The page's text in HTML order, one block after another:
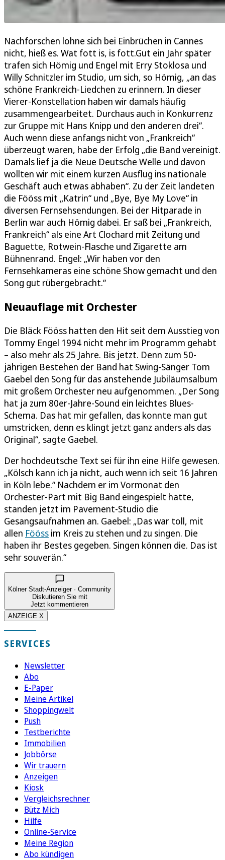
Nachforschen lohne sich bei Einbrüchen in Cannes
nicht, hieß es. Wat fott is, is fott.Gut ein Jahr später
trafen sich Hömig und Engel mit Erry Stoklosa und
Willy Schnitzler im Studio, um sich, so Hömig, „an das
schöne Frankreich-Liedchen zu erinnern. In dieser
Vierer-Konstellation haben wir damals häufig
zusammengearbeitet. Durchaus auch in Konkurrenz
zur Gruppe mit Hans Knipp und den anderen drei“.
Auch wenn diese anfangs nicht von „Frankreich“
überzeugt waren, habe der Erfolg „die Band vereinigt.
Damals lief ja die Neue Deutsche Welle und davon
wollten wir mit einem kurzen Ausflug ins nationale
Geschäft auch etwas abhaben“. Zu der Zeit landeten
die Fööss mit „Katrin“ und „Bye, Bye My Love“ in
diversen Fernsehsendungen. Bei der Hitparade in
Berlin war auch Hömig dabei. Er saß bei „Frankreich,
Frankreich“ als eine Art Clochard mit Zeitung und
Baguette, Rotwein-Flasche und Zigarette am
Bühnenrand. Engel: „Wir haben vor den
Fernsehkameras eine schöne Show gemacht und den
Song gut rübergebracht.“
Neuauflage mit Orchester
Die Bläck Fööss hatten den Hit seit dem Ausstieg von
Tommy Engel 1994 nicht mehr im Programm gehabt
– also mehr als 25 Jahre. Bis jetzt. Denn zum 50-
jährigen Bestehen der Band hat Swing-Sänger Tom
Gaebel den Song für das anstehende Jubiläumsalbum
mit großem Orchester neu aufgenommen. „Der Song
hat ja zum 80er-Jahre-Sound ein leichtes Blues-
Schema. Das hat mir gefallen, das konnte man gut
umstricken, denn es klingt jetzt ganz anders als das
Original“, sagte Gaebel.
Der hochdeutsche Text sei für ihn eine Hilfe gewesen.
„Kölsch kann ich ja nicht, auch wenn ich seit 16 Jahren
in Köln lebe.“ Nachdem er im Vormonat den
Orchester-Part mit Big Band eingespielt hatte,
standen jetzt im Pavement-Studio die
Gesangsaufnahmen an. Gaebel: „Das war toll, mit
allen Fööss im Kreis zu stehen und zu singen. Die
haben ihr Bestes gegeben. Singen können die. Das ist
sehr souverän.“
Kölner Stadt-Anzeiger · Community
Diskutieren Sie mit
Jetzt kommentieren
ANZEIGE X
SERVICES
Newsletter
Abo
E-Paper
Meine Artikel
Shoppingwelt
Push
Testberichte
Immobilien
Jobbörse
Wir trauern
Anzeigen
Kiosk
Vergleichsrechner
Bütz Mich
Hilfe
Online-Service
Meine Region
Abo kündigen